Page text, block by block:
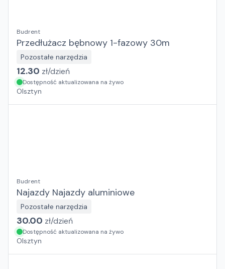
Budrent
Przedłużacz bębnowy 1-fazowy 30m
Pozostałe narzędzia
12.30 zł/dzień
Dostępność aktualizowana na żywo
Olsztyn
Budrent
Najazdy Najazdy aluminiowe
Pozostałe narzędzia
30.00 zł/dzień
Dostępność aktualizowana na żywo
Olsztyn